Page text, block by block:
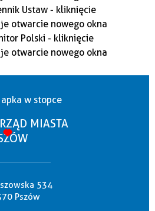
MIASTA
534
Pszów